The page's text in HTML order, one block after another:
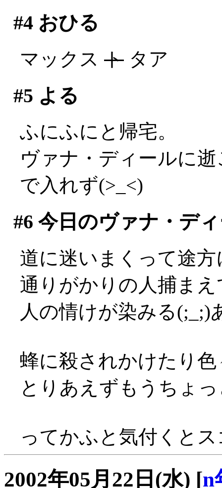
#4おひる
マックス ト タア
#5 よる
ふにふにと帰宅。
ヴァナ・ディールに
で入れず(>_<)
#6 今日のヴァナ・デ
道に迷いまくって途
通りがかりの人捕ま
人の情けが染みる
蜂に殺されかけたり色
とりあえずもうちょ
ってかふと気付くと
2002年05月22日(水) [n